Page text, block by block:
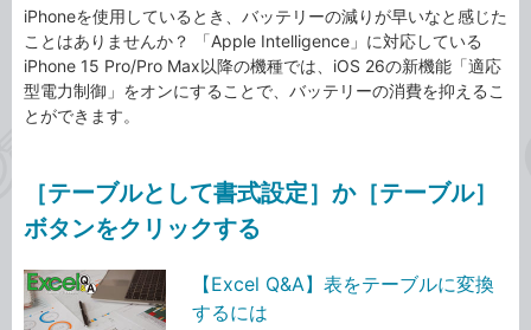
iPhoneを使用しているとき、バッテリーの減りが早いなと感じた
ことはありませんか？ 「Apple Intelligence」に対応している
iPhone 15 Pro/Pro Max以降の機種では、iOS 26の新機能「適応
型電力制御」をオンにすることで、バッテリーの消費を抑えるこ
とができます。
［テーブルとして書式設定］か［テーブル］
ボタンをクリックする
【Excel Q&A】表をテーブルに変換
するには